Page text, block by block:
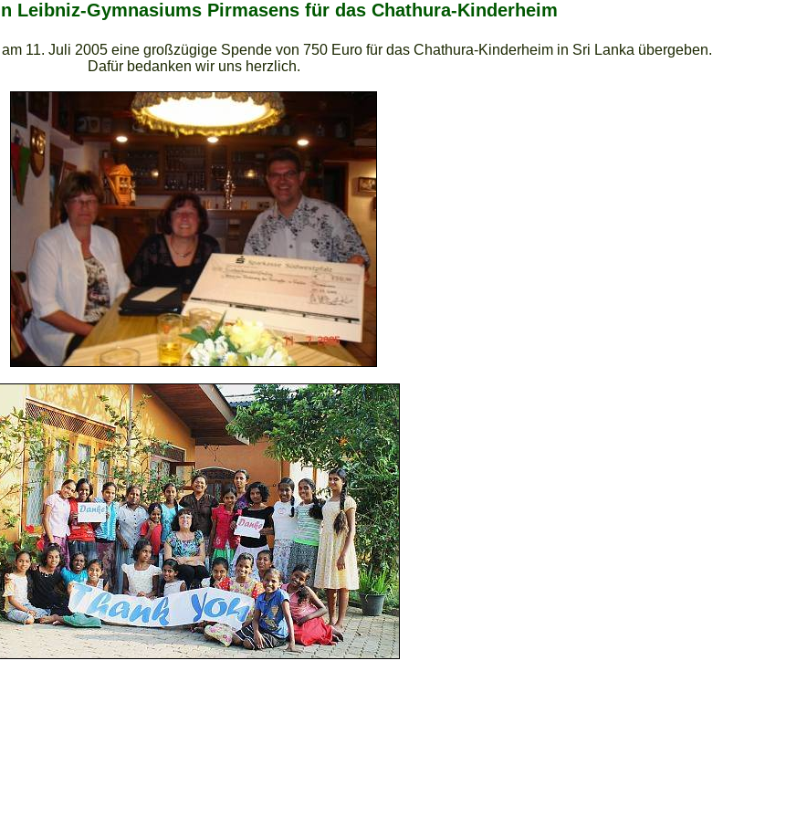
Leibniz-Gymnasiums Pirmasens für das Chathura-Kinderheim
11. Juli 2005 eine großzügige Spende von 750 Euro für das Chathura-Kinderheim in Sri Lanka übergeben.
Dafür bedanken wir uns herzlich.